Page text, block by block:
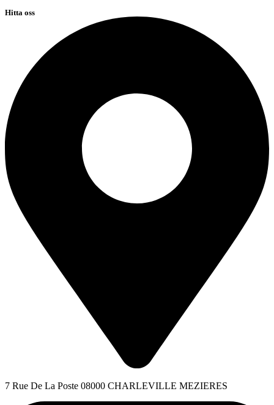
Hitta oss
7 Rue De La Poste 08000 CHARLEVILLE MEZIERES